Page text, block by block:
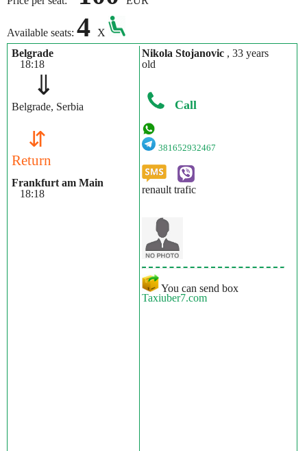
Available seats: 4
X
Belgrade
18:18
⇓
Belgrade, Serbia
⇵
Return
Frankfurt am Main
18:18
Nikola Stojanovic , 33 years
old
Call
381652932467
renault trafic
You can send box
Taxiuber7.com